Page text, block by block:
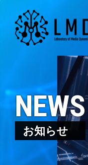
NEWS
お知らせ